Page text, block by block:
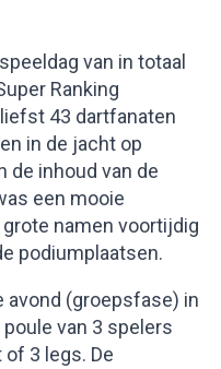
van in totaal
Ranking
43 dartfanaten
in de jacht op
de inhoud van de
een mooie
namen voortijdig
podiumplaatsen.
avond (groepsfase) in
van 3 spelers
3 legs. De